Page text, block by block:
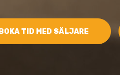
BOKA TID MED SÄLJARE